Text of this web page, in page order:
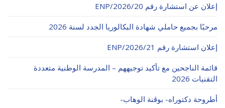
إعلان عن استشارة رقم 20/ENP/2026
مرحبًا بجميع حاملي شهادة البكالوريا الجدد لسنة 2026
إعلان استشارة رقم 21/ENP/2026
قائمة الناجحين مع تأكيد توجيههم – المدرسة الوطنية متعددة
التقنيات 2026
أطروحة دكتوراه- بوڨنة الوهاب-